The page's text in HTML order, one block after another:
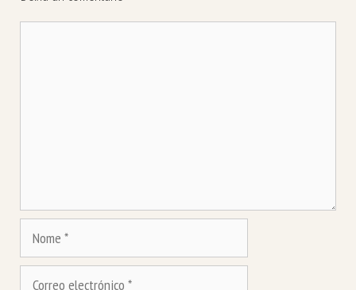
Nome
Correo